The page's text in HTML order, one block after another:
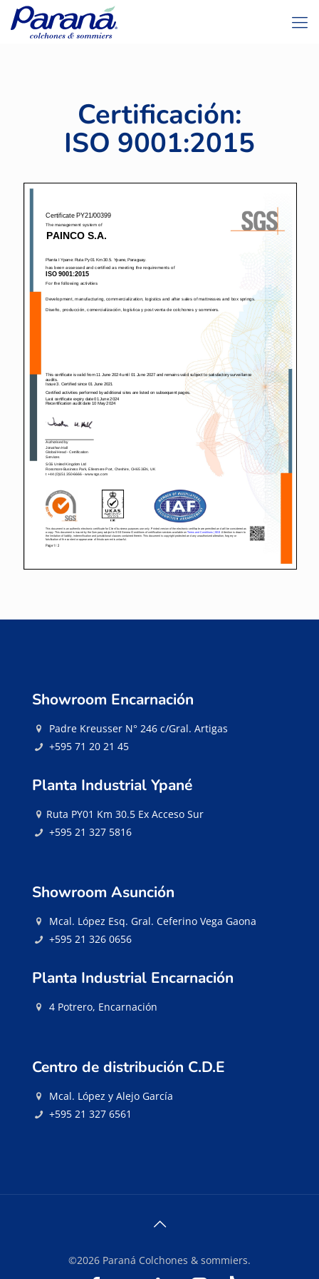
Certificación:
ISO 9001:2015
Showroom Encarnación
Padre Kreusser N° 246 c/Gral. Artigas
+595 71 20 21 45
Planta Industrial Ypané
Ruta PY01 Km 30.5 Ex Acceso Sur
+595 21 327 5816
Showroom Asunción
Mcal. López Esq. Gral. Ceferino Vega Gaona
+595 21 326 0656
Planta Industrial Encarnación
4 Potrero, Encarnación
Centro de distribución C.D.E
Mcal. López y Alejo García
+595 21 327 6561
©2026 Paraná Colchones & sommiers.